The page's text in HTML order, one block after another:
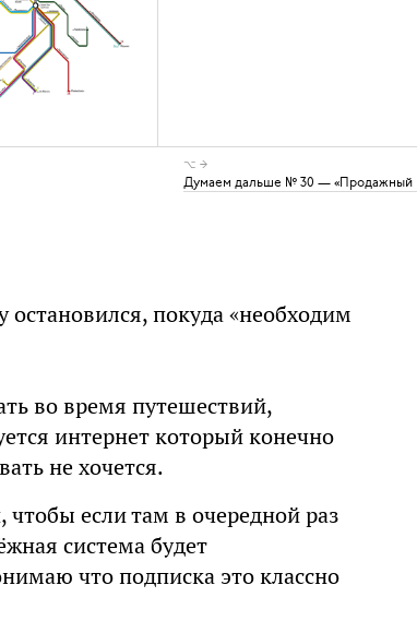
⌥ →
Думаем дальше № 30 — «Продажный
остановился, покуда «необходим
во время путешествий,
интернет который конечно
не хочется.
если там в очередной раз
система будет
что подписка это классно